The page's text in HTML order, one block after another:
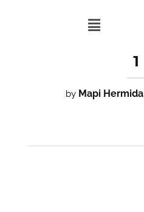
1
by Mapi Hermida